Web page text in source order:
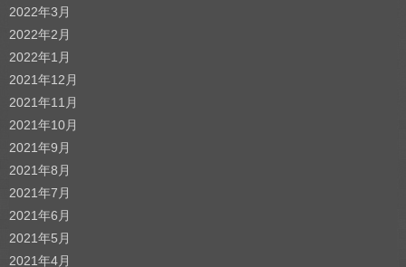
2022年3月
2022年2月
2022年1月
2021年12月
2021年11月
2021年10月
2021年9月
2021年8月
2021年7月
2021年6月
2021年5月
2021年4月